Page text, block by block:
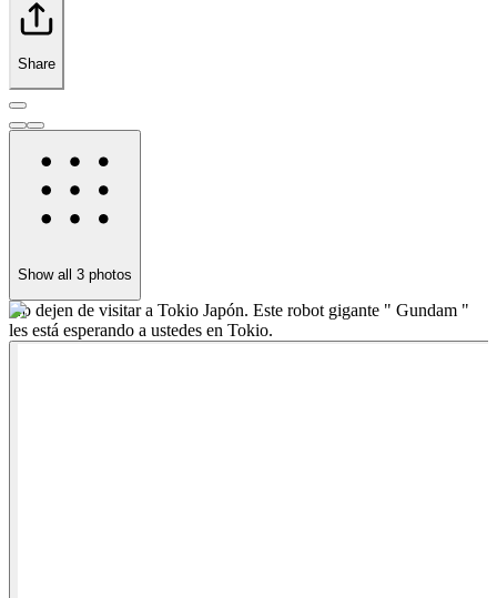
Share
Show all 3 photos
No dejen de visitar a Tokio Japón. Este robot gigante " Gundam "
les está esperando a ustedes en Tokio.